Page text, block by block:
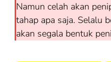
Namun celah akan
tahap apa saja. Selalu
akan segala bentuk